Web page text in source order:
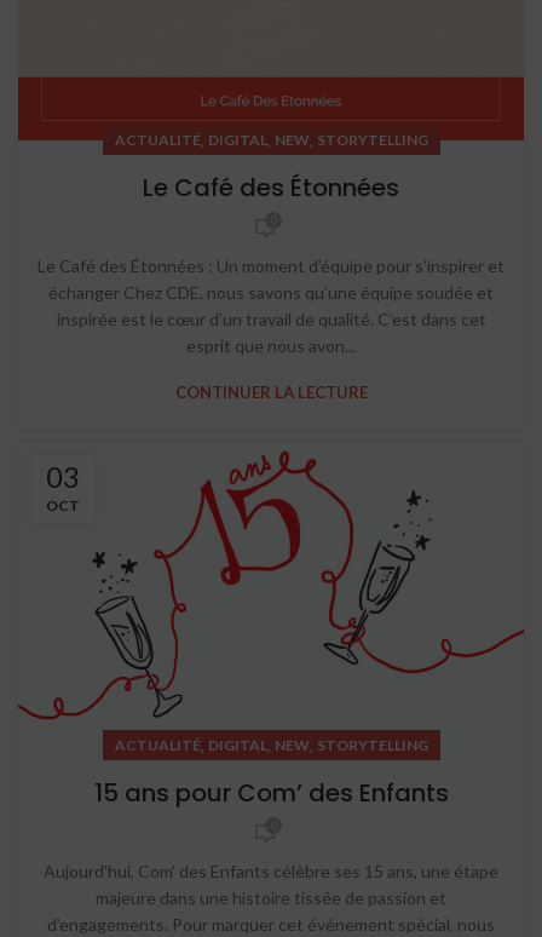
ACTUALITÉ, DIGITAL, NEW, STORYTELLING
Le Café des Étonnées
Le Café des Étonnées : Un moment d’équipe pour s’inspirer et
échanger Chez CDE, nous savons qu’une équipe soudée et
inspirée est le cœur d’un travail de qualité. C’est dans cet
esprit que nous avon...
CONTINUER LA LECTURE
03
OCT
ACTUALITÉ, DIGITAL, NEW, STORYTELLING
15 ans pour Com’ des Enfants
Aujourd'hui, Com' des Enfants célèbre ses 15 ans, une étape
majeure dans une histoire tissée de passion et
d’engagements. Pour marquer cet événement spécial, nous